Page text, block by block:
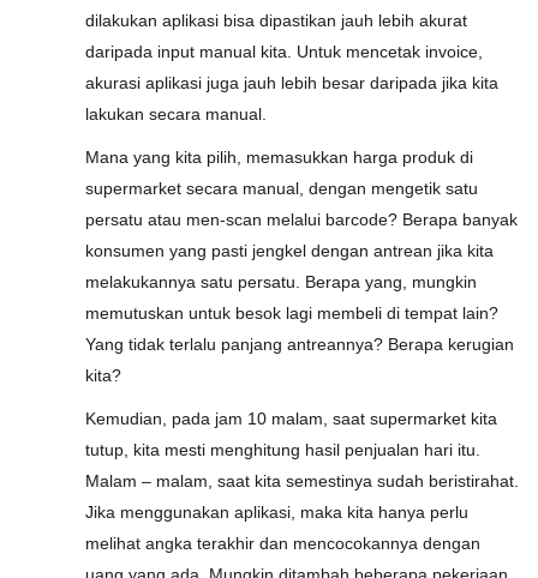
dilakukan aplikasi bisa dipastikan jauh lebih akurat
daripada input manual kita. Untuk mencetak invoice,
akurasi aplikasi juga jauh lebih besar daripada jika kita
lakukan secara manual.
Mana yang kita pilih, memasukkan harga produk di
supermarket secara manual, dengan mengetik satu
persatu atau men-scan melalui barcode? Berapa banyak
konsumen yang pasti jengkel dengan antrean jika kita
melakukannya satu persatu. Berapa yang, mungkin
memutuskan untuk besok lagi membeli di tempat lain?
Yang tidak terlalu panjang antreannya? Berapa kerugian
kita?
Kemudian, pada jam 10 malam, saat supermarket kita
tutup, kita mesti menghitung hasil penjualan hari itu.
Malam – malam, saat kita semestinya sudah beristirahat.
Jika menggunakan aplikasi, maka kita hanya perlu
melihat angka terakhir dan mencocokannya dengan